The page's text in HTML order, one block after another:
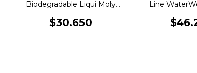
Biodegradable Liqui Moly
$30.650
Line